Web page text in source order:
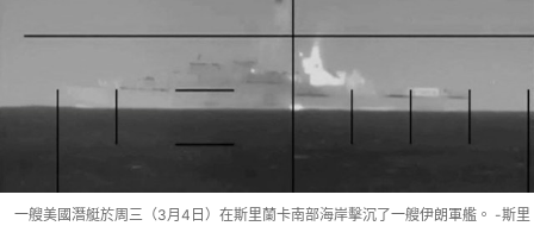
一艘美國潛艇於周三（3月4日）在斯里蘭卡南部海岸擊沉了一艘伊朗軍艦。 -斯里